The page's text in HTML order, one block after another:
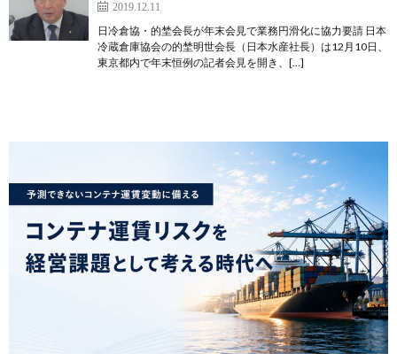
2019.12.11
日冷倉協・的埜会長が年末会見で業務円滑化に協力要請 日本
冷蔵倉庫協会の的埜明世会長（日本水産社長）は12月10日、
東京都内で年末恒例の記者会見を開き、[…]